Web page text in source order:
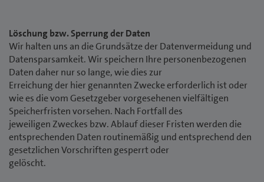
Löschung bzw. Sperrung der Daten
Wir halten uns an die Grundsätze der Datenvermeidung und
Datensparsamkeit. Wir speichern Ihre personenbezogenen
Daten daher nur so lange, wie dies zur
Erreichung der hier genannten Zwecke erforderlich ist oder
wie es die vom Gesetzgeber vorgesehenen vielfältigen
Speicherfristen vorsehen. Nach Fortfall des
jeweiligen Zweckes bzw. Ablauf dieser Fristen werden die
entsprechenden Daten routinemäßig und entsprechend den
gesetzlichen Vorschriften gesperrt oder
gelöscht.